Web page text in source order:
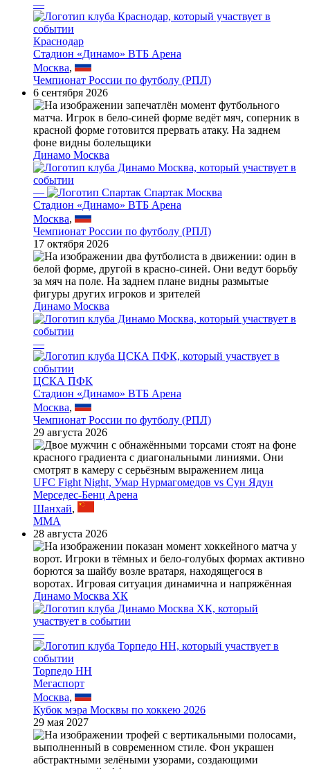
—
Краснодар
Стадион «Динамо» ВТБ Арена
Москва,
Чемпионат России по футболу (РПЛ)
6 сентября 2026
Динамо Москва
—
Спартак Москва
Стадион «Динамо» ВТБ Арена
Москва,
Чемпионат России по футболу (РПЛ)
17 октября 2026
Динамо Москва
—
ЦСКА ПФК
Стадион «Динамо» ВТБ Арена
Москва,
Чемпионат России по футболу (РПЛ)
29 августа 2026
UFC Fight Night, Умар Нурмагомедов vs Сун Ядун
Мерседес-Бенц Арена
Шанхай,
MMA
28 августа 2026
Динамо Москва ХК
—
Торпедо НН
Мегаспорт
Москва,
Кубок мэра Москвы по хоккею 2026
29 мая 2027